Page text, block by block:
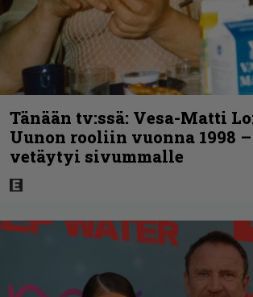
Tänään tv:ssä: Vesa-Matti
Uunon rooliin vuonna 1998 –
vetäytyi sivummalle